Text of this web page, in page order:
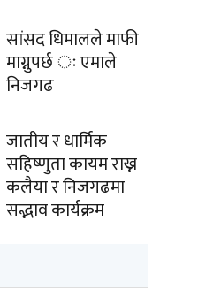
सांसद धिमालले माफी
माग्नुपर्छ ः एमाले
निजगढ
जातीय र धार्मिक
सहिष्णुता कायम राख्न
कलैया र निजगढमा
सद्भाव कार्यक्रम